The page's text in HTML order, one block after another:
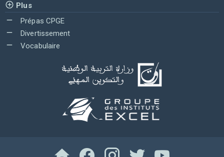
Plus
Prépas CPGE
Divertissement
Vocabulaire